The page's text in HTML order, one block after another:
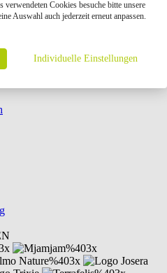
für Katzen
Cookies besuche bitte unsere
Auswahl auch jederzeit erneut anpassen.
Individuelle Einstellungen